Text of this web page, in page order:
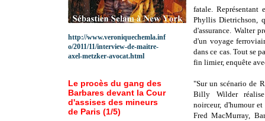
fatale. Représentant
Phyllis Dietrichson,
d'assurance. Walter
d'un voyage
dans ce cas. Tout se
fin limier, enquête
"Sur un scénario de
Billy Wilder
noirceur, d'humour et
Fred MacMurray,
http://www.veroniquechemla.inf
o/2011/11/interview-de-maitre-
axel-metzker-avocat.html
Le procès du gang des
Barbares devant la Cour
d'assises des mineurs
de Paris (1/5)